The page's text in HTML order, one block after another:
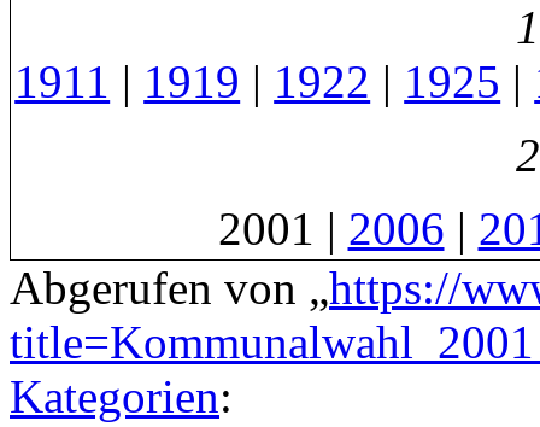
1911 | 1919 | 1922 | 1925 |
2001 | 2006 |
Abgerufen von „https://
Kategorien: